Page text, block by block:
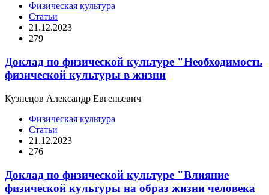
Физическая культура
Статьи
21.12.2023
279
Доклад по физической культуре "Необходимость
физической культуры в жизни
Кузнецов Александр Евгеньевич
Физическая культура
Статьи
21.12.2023
276
Доклад по физической культуре "Влияние
физической культуры на образ жизни человека